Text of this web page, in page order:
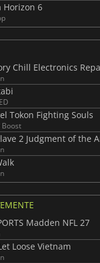
Horizon 6
Chill Electronics
Tokon Fighting Souls
Boost
2 Judgment of the
Madden NFL 27
Loose Vietnam